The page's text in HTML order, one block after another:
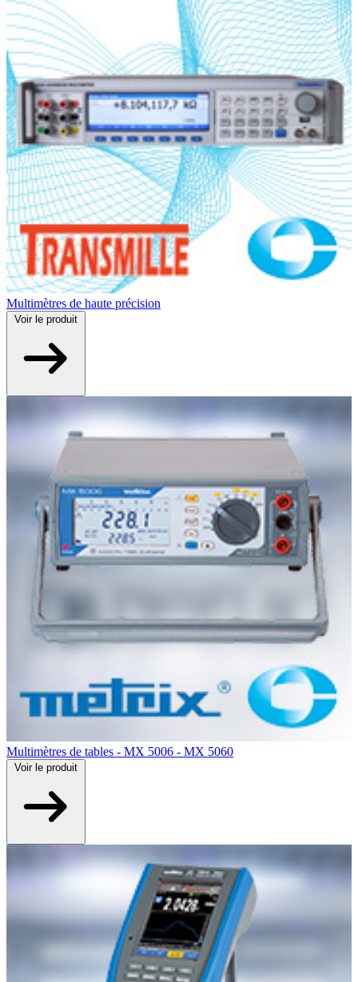
Multimètres de haute précision
Voir le produit
Multimètres de tables - MX 5006 - MX 5060
Voir le produit